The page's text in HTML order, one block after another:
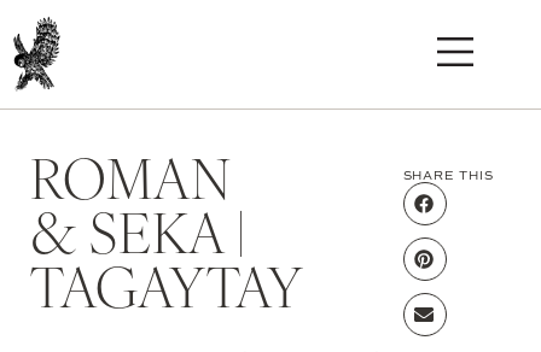
ROMAN
& SEKA |
TAGAYTAY
SHARE THIS